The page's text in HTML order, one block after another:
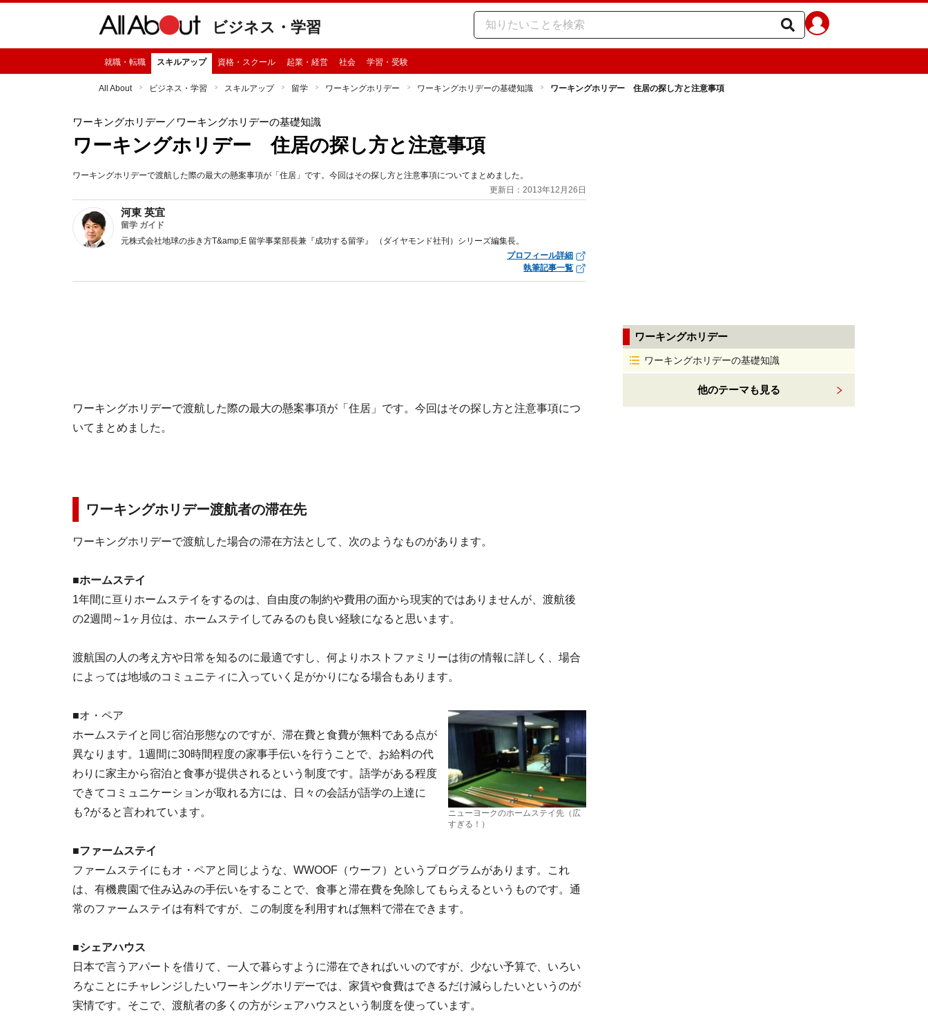
ビジネス・学習
就職・転職 スキルアップ 資格・スクール 起業・経営 社会 学習・受験
All About ビジネス・学習 スキルアップ 留学 ワーキングホリデー ワーキングホリデーの基礎知識 ワーキングホリデー 住居の探し方と注意事項
ワーキングホリデー ／ワーキングホリデーの基礎知識
ワーキングホリデー 住居の探し方と注意事項
ワーキングホリデーで渡航した際の最大の懸案事項が「住居」です。今回はその探し方と注意事項についてまとめました。
更新日：2013年12月26日
河東 英宜
留学 ガイド
元株式会社地球の歩き方T&amp;E 留学事業部長兼『成功する留学』 （ダイヤモンド社刊）シリーズ編集長。
プロフィール詳細
執筆記事一覧
ワーキングホリデーで渡航した際の最大の懸案事項が「住居」です。今回はその探し方と注意事項につ
いてまとめました。
ワーキングホリデー渡航者の滞在先
ワーキングホリデーで渡航した場合の滞在方法として、次のようなものがあります。
■ホームステイ
1年間に亘りホームステイをするのは、自由度の制約や費用の面から現実的ではありませんが、渡航後
の2週間～1ヶ月位は、ホームステイしてみるのも良い経験になると思います。
渡航国の人の考え方や日常を知るのに最適ですし、何よりホストファミリーは街の情報に詳しく、場合
によっては地域のコミュニティに入っていく足がかりになる場合もあります。
ニューヨークのホームステイ先（広
すぎる！）
■オ・ペア
ホームステイと同じ宿泊形態なのですが、滞在費と食費が無料である点が
異なります。1週間に30時間程度の家事手伝いを行うことで、お給料の代
わりに家主から宿泊と食事が提供されるという制度です。語学がある程度
できてコミュニケーションが取れる方には、日々の会話が語学の上達に
も?がると言われています。
■ファームステイ
ファームステイにもオ・ペアと同じような、WWOOF（ウーフ）というプログラムがあります。これ
は、有機農園で住み込みの手伝いをすることで、食事と滞在費を免除してもらえるというものです。通
常のファームステイは有料ですが、この制度を利用すれば無料で滞在できます。
■シェアハウス
日本で言うアパートを借りて、一人で暮らすように滞在できればいいのですが、少ない予算で、いろい
ろなことにチャレンジしたいワーキングホリデーでは、家賃や食費はできるだけ減らしたいというのが
実情です。そこで、渡航者の多くの方がシェアハウスという制度を使っています。
ワーキングホリデー
ワーキングホリデーの基礎知識
他のテーマも見る